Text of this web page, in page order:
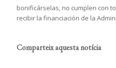
bonificárselas, no cumplen con
recibir la financiación de la
Comparteix aquesta notícia